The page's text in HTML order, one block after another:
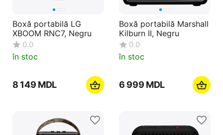
Boxă portabilă LG
XBOOM RNC7, Negru
0.0
în stoc
8 149 MDL
Boxă portabilă Marshall
Kilburn II, Negru
0.0
în stoc
6 999 MDL